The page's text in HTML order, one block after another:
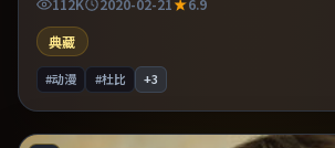
112K 2020-02-21
6.9
典藏
#动漫 #杜比 +3